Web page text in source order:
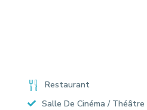
Restaurant
Salle De Cinéma / Théâtre